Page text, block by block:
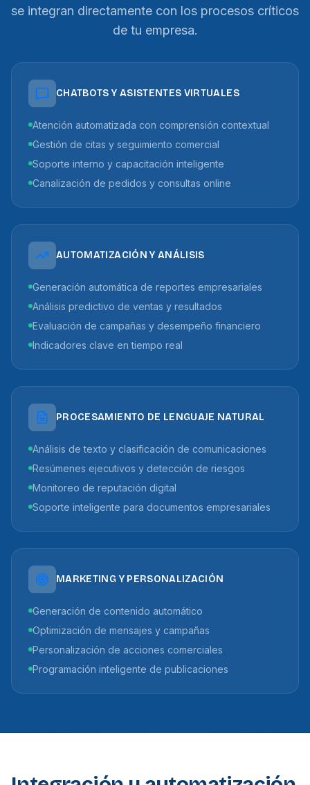
se integran directamente con los procesos críticos
de tu empresa.
CHATBOTS Y ASISTENTES VIRTUALES
Atención automatizada con comprensión contextual
Gestión de citas y seguimiento comercial
Soporte interno y capacitación inteligente
Canalización de pedidos y consultas online
AUTOMATIZACIÓN Y ANÁLISIS
Generación automática de reportes empresariales
Análisis predictivo de ventas y resultados
Evaluación de campañas y desempeño financiero
Indicadores clave en tiempo real
PROCESAMIENTO DE LENGUAJE NATURAL
Análisis de texto y clasificación de comunicaciones
Resúmenes ejecutivos y detección de riesgos
Monitoreo de reputación digital
Soporte inteligente para documentos empresariales
MARKETING Y PERSONALIZACIÓN
Generación de contenido automático
Optimización de mensajes y campañas
Personalización de acciones comerciales
Programación inteligente de publicaciones